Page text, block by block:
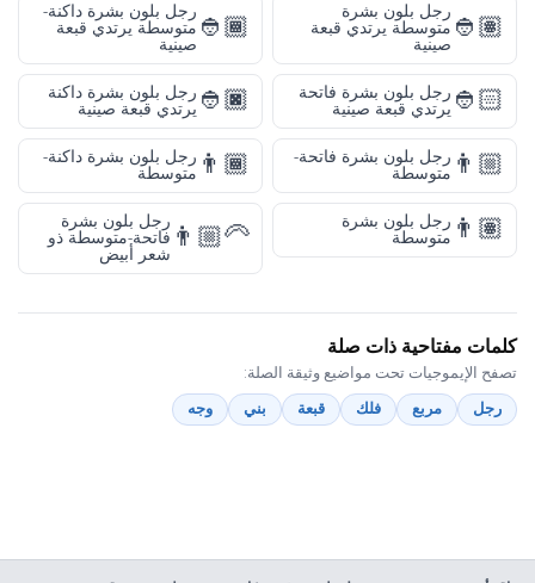
👲🏽
رجل بلون بشرة
متوسطة يرتدي قبعة
صينية
👲🏾
رجل بلون بشرة داكنة-
متوسطة يرتدي قبعة
صينية
👲🏻 رجل بلون بشرة فاتحة
يرتدي قبعة صينية
👲🏿 رجل بلون بشرة داكنة
يرتدي قبعة صينية
👨🏼 رجل بلون بشرة فاتحة-
متوسطة
👨🏾 رجل بلون بشرة داكنة-
متوسطة
👨🏽 رجل بلون بشرة
متوسطة
👨🏼‍🦳
رجل بلون بشرة
فاتحة-متوسطة ذو
شعر أبيض
كلمات مفتاحية ذات صلة
تصفح الإيموجيات تحت مواضيع وثيقة الصلة:
رجل
مربع فلك قبعة بني وجه